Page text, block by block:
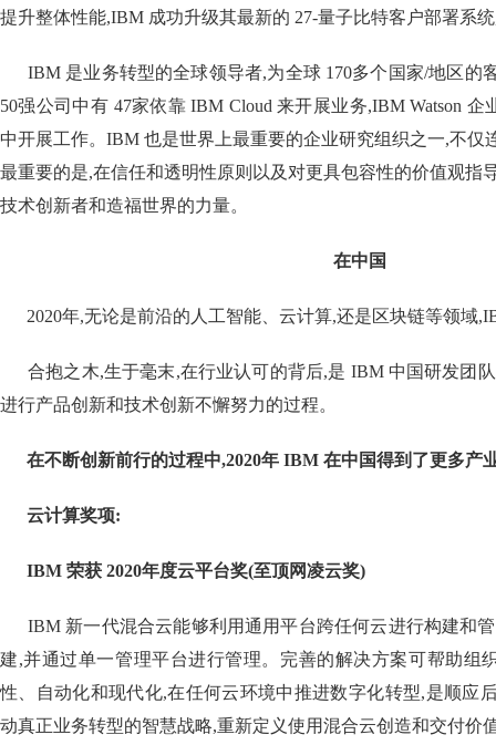
提升整体性能,IBM 成功升级其最新的 27-量子比特客户部署系
IBM 是业务转型的全球领导者,为全球 170多个国家/地区的
50强公司中有 47家依靠 IBM Cloud 来开展业务,IBM Watson 企
中开展工作。IBM 也是世界上最重要的企业研究组织之一,不仅
最重要的是,在信任和透明性原则以及对更具包容性的价值观指
技术创新者和造福世界的力量。
在中国
2020年,无论是前沿的人工智能、云计算,还是区块链等领域
合抱之木,生于毫末,在行业认可的背后,是 IBM 中国研发团
进行产品创新和技术创新不懈努力的过程。
在不断创新前行的过程中,2020年 IBM 在中国得到了更多产
云计算奖项:
IBM 荣获 2020年度云平台奖(至顶网凌云奖)
IBM 新一代混合云能够利用通用平台跨任何云进行构建和
建,并通过单一管理平台进行管理。完善的解决方案可帮助组
性、自动化和现代化,在任何云环境中推进数字化转型,是顺应
动真正业务转型的智慧战略,重新定义使用混合云创造和交付价